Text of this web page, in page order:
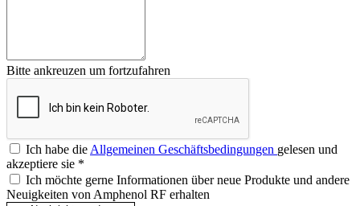
Bitte ankreuzen um fortzufahren
Ich habe dieAllgemeinen Geschäftsbedingungen gelesen und
akzeptiere sie *
Ich möchte gerne Informationen über neue Produkte und andere
Neuigkeiten von Amphenol RF erhalten